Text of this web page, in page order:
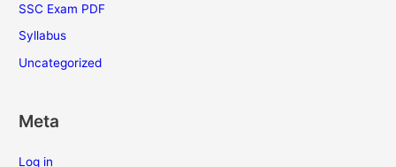
SSC Exam PDF
Syllabus
Uncategorized
Meta
Log in